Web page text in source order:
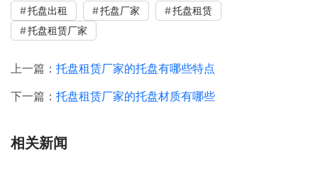
托盘出租 托盘厂家
托盘租赁
托盘租赁厂家
上一篇： 托盘租赁厂家的托盘有哪些特点
下一篇： 托盘租赁厂家的托盘材质有哪些
相关新闻